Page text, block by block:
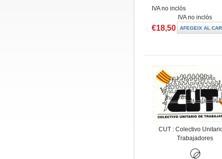
IVA no inclòs
IVA no inclòs
€18,50
CUT : Colectivo
Trabajadores